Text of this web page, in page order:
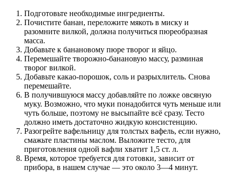
Подготовьте необходимые ингредиенты.
Почистите банан, переложите мякоть в миску и
разомните вилкой, должна получиться пюреобразная
масса.
Добавьте к банановому пюре творог и яйцо.
Перемешайте творожно-банановую массу, разминая
творог вилкой.
Добавьте какао-порошок, соль и разрыхлитель. Снова
перемешайте.
В получившуюся массу добавляйте по ложке овсяную
муку. Возможно, что муки понадобится чуть меньше или
чуть больше, поэтому не высыпайте всё сразу. Тесто
должно иметь достаточно жидкую консистенцию.
Разогрейте вафельницу для толстых вафель, если нужно,
смажьте пластины маслом. Выложите тесто, для
приготовления одной вафли хватит 1,5 ст. л.
Время, которое требуется для готовки, зависит от
прибора, в нашем случае — это около 3—4 минут.